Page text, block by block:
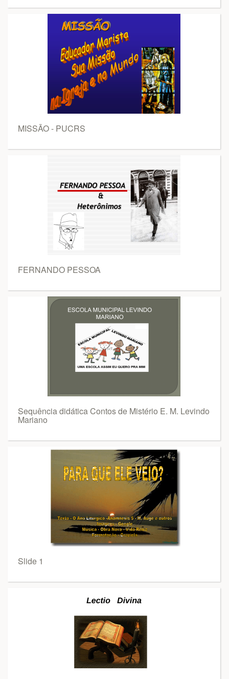
MISSÃO - PUCRS
FERNANDO PESSOA
Sequência didática Contos de Mistério E. M. Levindo
Mariano
Slide 1